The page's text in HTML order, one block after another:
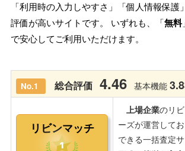
「利用時の入力しやすさ」「個人情報保護
評価が高いサイトです。 いずれも、「無料
で安心してご利用いただけます。